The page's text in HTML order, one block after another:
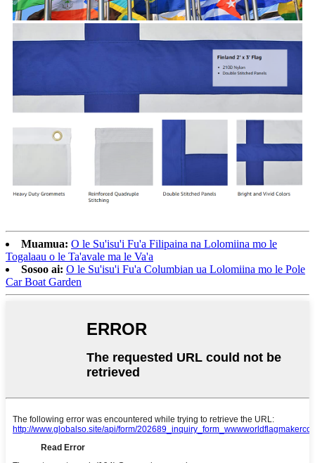
Muamua: O le Su'isu'i Fu'a Filipaina na Lolomiina mo le
Togalaau o le Ta'avale ma le Va'a
Sosoo ai: O le Su'isu'i Fu'a Columbian ua Lolomiina mo le Pole
Car Boat Garden